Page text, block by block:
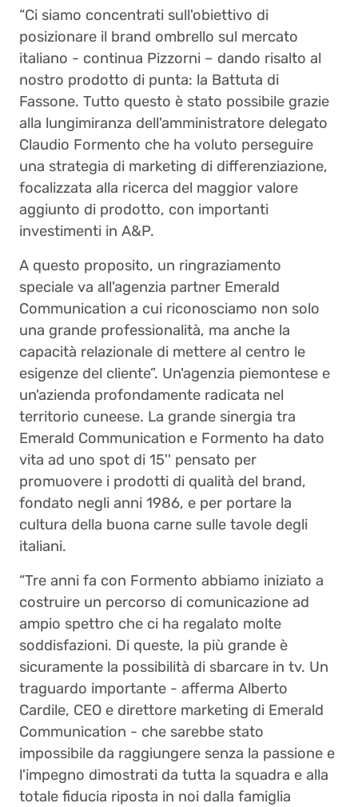
“Ci siamo concentrati sull'obiettivo di
posizionare il brand ombrello sul mercato
italiano - continua Pizzorni – dando risalto al
nostro prodotto di punta: la Battuta di
Fassone. Tutto questo è stato possibile grazie
alla lungimiranza dell'amministratore delegato
Claudio Formento che ha voluto perseguire
una strategia di marketing di differenziazione,
focalizzata alla ricerca del maggior valore
aggiunto di prodotto, con importanti
investimenti in A&P.
A questo proposito, un ringraziamento
speciale va all'agenzia partner Emerald
Communication a cui riconosciamo non solo
una grande professionalità, ma anche la
capacità relazionale di mettere al centro le
esigenze del cliente”. Un'agenzia piemontese e
un'azienda profondamente radicata nel
territorio cuneese. La grande sinergia tra
Emerald Communication e Formento ha dato
vita ad uno spot di 15'' pensato per
promuovere i prodotti di qualità del brand,
fondato negli anni 1986, e per portare la
cultura della buona carne sulle tavole degli
italiani.
“Tre anni fa con Formento abbiamo iniziato a
costruire un percorso di comunicazione ad
ampio spettro che ci ha regalato molte
soddisfazioni. Di queste, la più grande è
sicuramente la possibilità di sbarcare in tv. Un
traguardo importante - afferma Alberto
Cardile, CEO e direttore marketing di Emerald
Communication - che sarebbe stato
impossibile da raggiungere senza la passione e
l'impegno dimostrati da tutta la squadra e alla
totale fiducia riposta in noi dalla famiglia